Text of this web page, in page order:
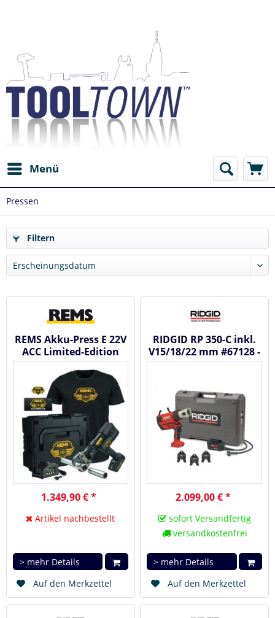
Menü
Pressen
Filtern
REMS Akku-Press E 22V
ACC Limited-Edition
DEU 2024 - Akku...
1.349,90 € *
Artikel nachbestellt
> mehr Details
Auf den Merkzettel
RIDGID RP 350-C inkl.
V15/18/22 mm #67128 -
Akku Radialpresse /...
2.099,00 € *
sofort Versandfertig
versandkostenfrei
> mehr Details
Auf den Merkzettel